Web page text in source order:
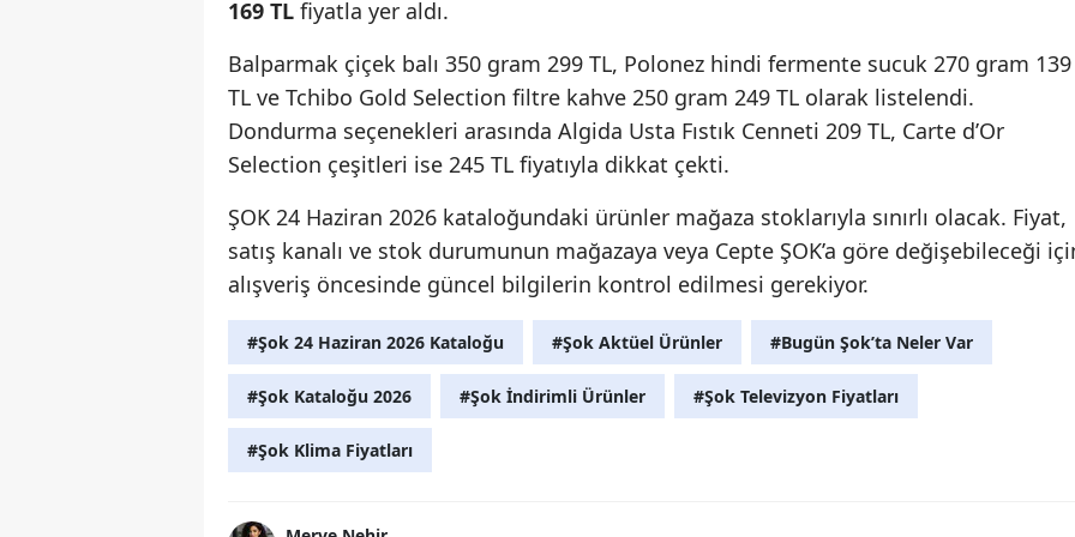
169 TL fiyatla yer aldı.
Balparmak çiçek balı 350 gram 299 TL, Polonez hindi fermente sucuk 270 gram 139
TL ve Tchibo Gold Selection filtre kahve 250 gram 249 TL olarak listelendi.
Dondurma seçenekleri arasında Algida Usta Fıstık Cenneti 209 TL, Carte d’Or
Selection çeşitleri ise 245 TL fiyatıyla dikkat çekti.
ŞOK 24 Haziran 2026 kataloğundaki ürünler mağaza stoklarıyla sınırlı olacak. Fiyat,
satış kanalı ve stok durumunun mağazaya veya Cepte ŞOK’a göre değişebileceği
alışveriş öncesinde güncel bilgilerin kontrol edilmesi gerekiyor.
#Şok 24 Haziran 2026 Kataloğu #Şok Aktüel Ürünler #Bugün Şok’ta Neler Var
#Şok Kataloğu 2026 #Şok İndirimli Ürünler #Şok Televizyon Fiyatları
#Şok Klima Fiyatları